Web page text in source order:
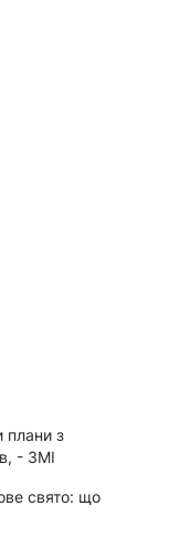
плани з
- ЗМІ
свято: що